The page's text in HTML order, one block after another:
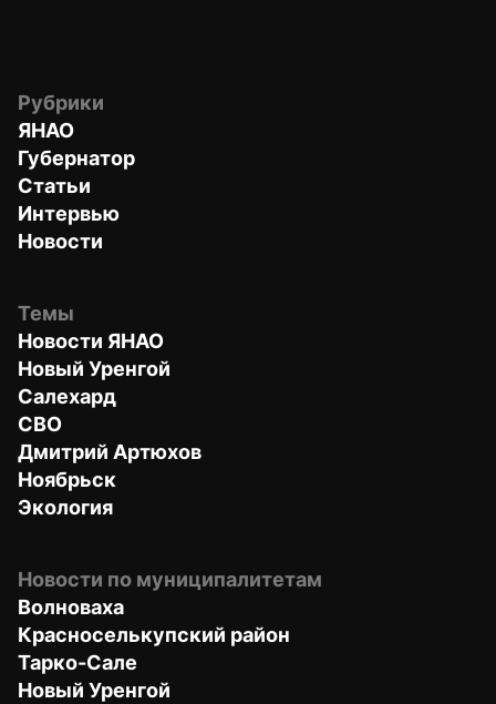
Рубрики
ЯНАО
Губернатор
Статьи
Интервью
Новости
Темы
Новости ЯНАО
Новый Уренгой
Салехард
СВО
Дмитрий Артюхов
Ноябрьск
Экология
Новости по муниципалитетам
Волноваха
Красноселькупский район
Тарко-Сале
Новый Уренгой